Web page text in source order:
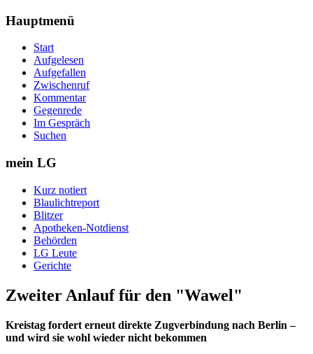
Hauptmenü
Start
Aufgelesen
Aufgefallen
Zwischenruf
Kommentar
Gegenrede
Im Gespräch
Suchen
mein LG
Kurz notiert
Blaulichtreport
Blitzer
Apotheken-Notdienst
Behörden
LG Leute
Gerichte
Zweiter Anlauf für den "Wawel"
Kreistag fordert erneut direkte Zugverbindung nach Berlin –
und wird sie wohl wieder nicht bekommen